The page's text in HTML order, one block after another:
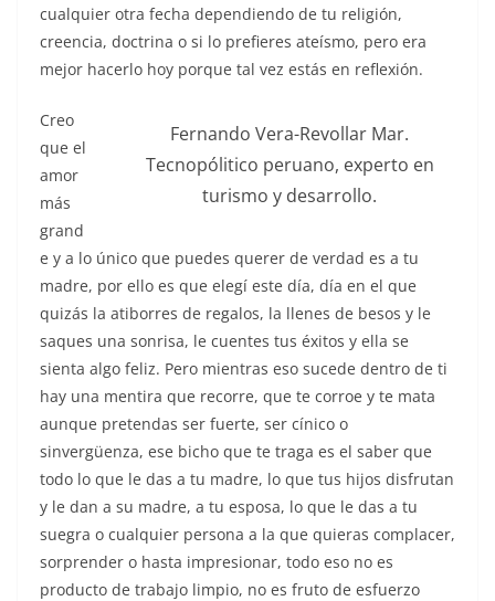
cualquier otra fecha dependiendo de tu religión,
creencia, doctrina o si lo prefieres ateísmo, pero era
mejor hacerlo hoy porque tal vez estás en reflexión.
Fernando Vera-Revollar Mar.
Tecnopólitico peruano, experto en
turismo y desarrollo.
Creo
que el
amor
más
grand
e y a lo único que puedes querer de verdad es a tu
madre, por ello es que elegí este día, día en el que
quizás la atiborres de regalos, la llenes de besos y le
saques una sonrisa, le cuentes tus éxitos y ella se
sienta algo feliz. Pero mientras eso sucede dentro de ti
hay una mentira que recorre, que te corroe y te mata
aunque pretendas ser fuerte, ser cínico o
sinvergüenza, ese bicho que te traga es el saber que
todo lo que le das a tu madre, lo que tus hijos disfrutan
y le dan a su madre, a tu esposa, lo que le das a tu
suegra o cualquier persona a la que quieras complacer,
sorprender o hasta impresionar, todo eso no es
producto de trabajo limpio, no es fruto de esfuerzo